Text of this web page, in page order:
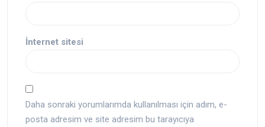
İnternet sitesi
Daha sonraki yorumlarımda kullanılması için adım, e-
posta adresim ve site adresim bu tarayıcıya